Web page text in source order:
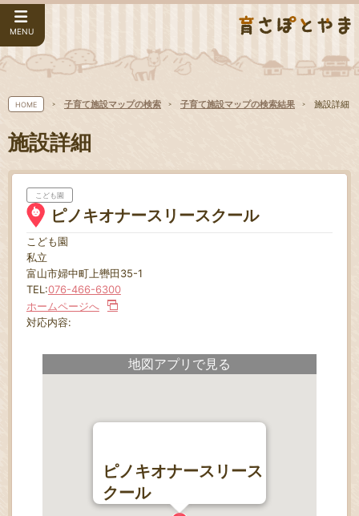
MENU
HOME 子育て施設マップの検索 子育て施設マップの検索結果 施設詳細
施設詳細
こども園
ピノキオナースリースクール
こども園
私立
富山市婦中町上轡田35-1
TEL:076-466-6300
ホームページへ
対応内容:
地図アプリで見る
ピノキオナースリース
クール